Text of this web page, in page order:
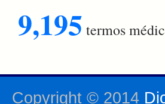
9,195 termos
Copyright © 2014